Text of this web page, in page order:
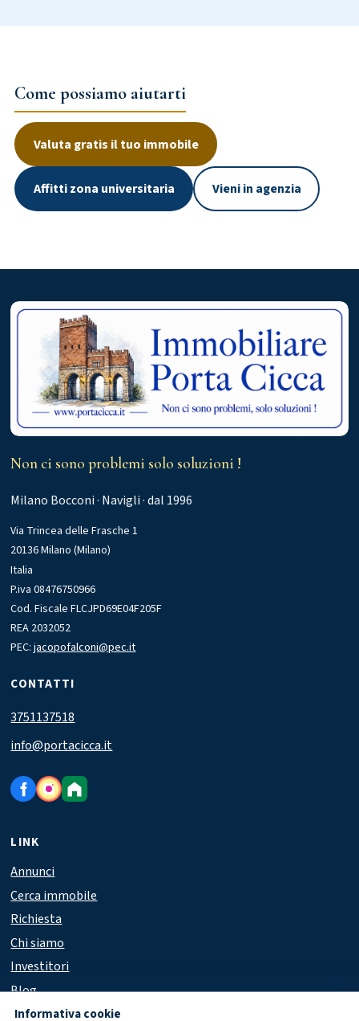
Come possiamo aiutarti
Valuta gratis il tuo immobile
Affitti zona universitaria Vieni in agenzia
Non ci sono problemi solo soluzioni !
Milano Bocconi · Navigli · dal 1996
Via Trincea delle Frasche 1
20136 Milano (Milano)
Italia
P.iva 08476750966
Cod. Fiscale FLCJPD69E04F205F
REA 2032052
PEC:jacopofalconi@pec.it
CONTATTI
3751137518
info@portacicca.it
LINK
Annunci
Cerca immobile
Richiesta
Chi siamo
Investitori
Blog
Area clienti
Informativa cookie